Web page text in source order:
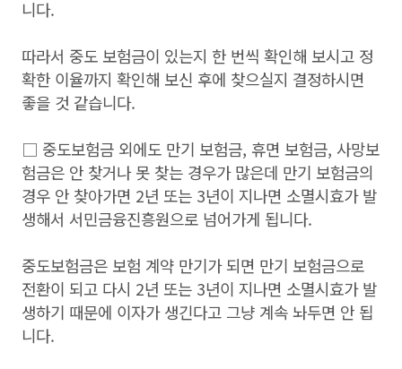
니다.
따라서 중도 보험금이 있는지 한 번씩 확인해 보시고 정
확한 이율까지 확인해 보신 후에 찾으실지 결정하시면
좋을 것 같습니다.
□ 중도보험금 외에도 만기 보험금, 휴면 보험금, 사망보
험금은 안 찾거나 못 찾는 경우가 많은데 만기 보험금의
경우 안 찾아가면 2년 또는 3년이 지나면 소멸시효가 발
생해서 서민금융진흥원으로 넘어가게 됩니다.
중도보험금은 보험 계약 만기가 되면 만기 보험금으로
전환이 되고 다시 2년 또는 3년이 지나면 소멸시효가 발
생하기 때문에 이자가 생긴다고 그냥 계속 놔두면 안 됩
니다.